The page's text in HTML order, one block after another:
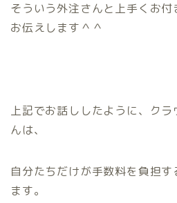
そういう外注さんと上手くお付
お伝えします＾＾
上記でお話ししたように、ク
んは、
自分たちだけが手数料を負担
ます。